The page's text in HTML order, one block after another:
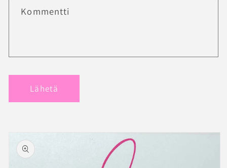
Kommentti
Lähetä
Siirry
tuotetietoihin